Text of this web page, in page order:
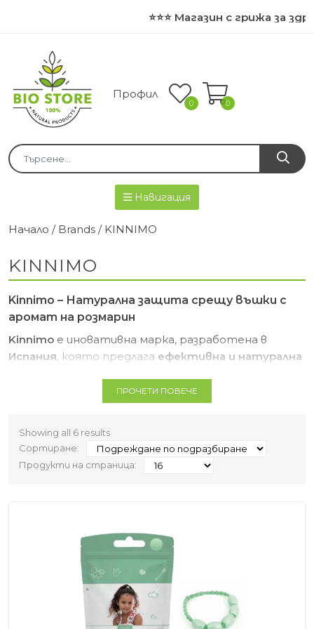
⭐⭐⭐ Магазин с грижа за
Профил
0 0
Навигация
Начало / Brands / KINNIMO
KINNIMO
Kinnimo – Натурална защита срещу въшки с
аромат на розмарин
Kinnimo е иновативна марка, разработена в
Испания, която предлага ефективна и натурална
Съчетавайки силата наароматерапията и
природните съставки, продуктите на
безопасност за цялото семейство
Защо да изберете Kinnimo?
Безопасни за деца– без агресивни химикали и
безвредни за чувствителна кожа
Дълготрайно действие– ефективност до
няколко седмици
Елегантен и практичен дизайн
– защита,
съчетана с красиви аксесоари
ПРОЧЕТИ ПОВЕЧЕ
Showing all 6 results
Сортиране:
Продукти на страница: